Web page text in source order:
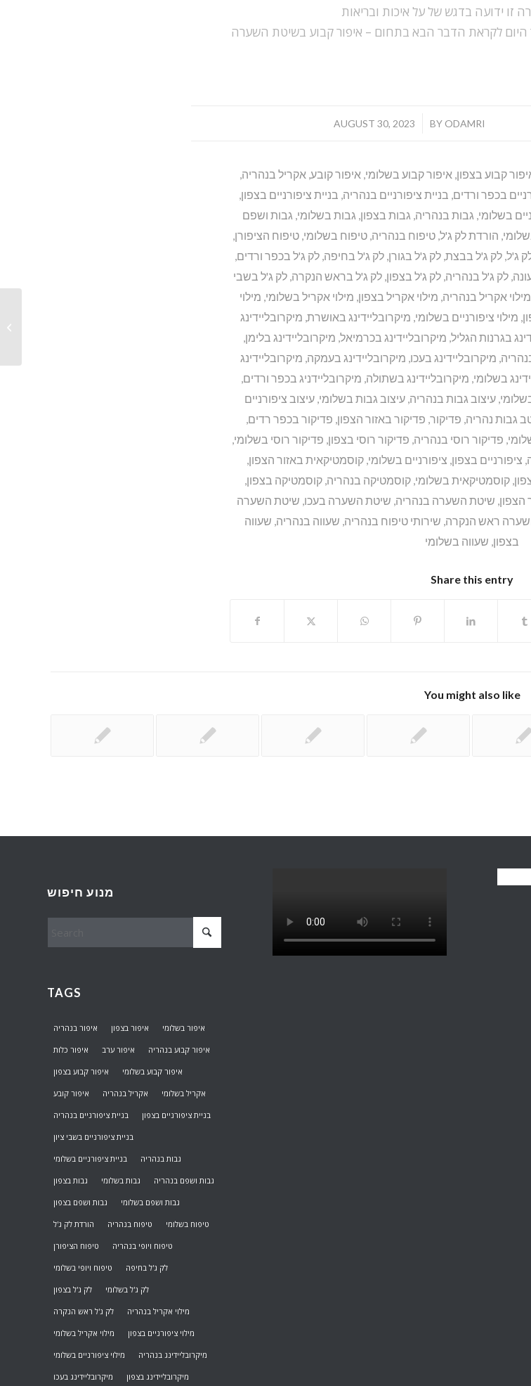
זו ידועה בדגש של על איכות ובריאות
היום לקראת הדבר הבא בתחום – איפור קבוע בשיטת השערה
AUGUST 30, 2023
/ BY ODAMRI
קבוע בצפון, איפור קבוע בשלומי, איפור קובע, אקריל בנהריה,
בכפר ורדים, בניית ציפורניים בנהריה, בניית ציפורניים בצפון,
בשלומי, גבות בנהריה, גבות בצפון, גבות בשלומי, גבות ושפם
, הורדת לק ג'ל, טיפוח בנהריה, טיפוח בשלומי, טיפוח הציפורן,
ג'ל,לק ג'ל בבצת,לק ג'ל בגורן,לק ג'ל בחיפה,לק ג'ל בכפר ורדים,
, לק ג'ל בנהריה, לק ג'ל בצפון, לק ג'ל בראש הנקרה, לק ג'ל בשבי
מילוי אקריל בנהריה, מילוי אקריל בצפון, מילוי אקריל בשלומי, מילוי
, מילוי ציפורניים בשלומי, מיקרובליידינג באושרת, מיקרובליידינג
בגרנות הגליל, מיקרובליידינג בכרמיאל, מיקרובליידינג בלימן,
, מיקרובליידינג בעכו, מיקרובליידינג בעמקה, מיקרובליידינג
בשלומי, מיקרובליידינג בשתולה, מיקרובליידניג בכפר ורדים,
,עיצוב גבות בנהריה,עיצוב גבות בשלומי,עיצוב ציפורניים
גבות נהריה, פדיקור, פדיקור באזור הצפון, פדיקור בכפר רדים,
, פדיקור רוסי בנהריה, פדיקור רוסי בצפון, פדיקור רוסי בשלומי,
, ציפורניים בצפון, ציפורניים בשלומי,קוסמטיקאית באזור הצפון,
, קוסמטיקאית בשלומי, קוסמטיקה בנהריה, קוסמטיקה בצפון,
הצפון, שיטת השערה בנהריה, שיטת השערה בעכו, שיטת השערה
ראש הנקרה, שירותי טיפוח בנהריה, שעווה בנהריה, שעווה
בצפון, שעווה בשלומי
Share this entry
You might also like
מנוע חיפוש
TAGS
איפור בנהריה איפור בצפון איפור בשלומי
איפור כלות איפור ערב איפור קבוע בנהריה
איפור קבוע בצפון איפור קבוע בשלומי
איפור קובע אקריל בנהריה אקריל בשלומי
בניית ציפורניים בנהריה בניית ציפורניים בצפון
בניית ציפורניים בשבי ציון
בניית ציפורניים בשלומי גבות בנהריה
גבות בצפון גבות בשלומי גבות ושפם בנהריה
גבות ושפם בצפון גבות ושפם בשלומי
הורדת לק ג'ל טיפוח בנהריה טיפוח בשלומי
טיפוח הציפורן טיפוח ויופי בנהריה
טיפוח ויופי בשלומי לק ג'ל בחיפה
לק ג'ל בצפון לק ג'ל בשלומי
לק ג'ל ראש הנקרה מילוי אקריל בנהריה
מילוי אקריל בשלומי מילוי ציפורניים בצפון
מילוי ציפורניים בשלומי מיקרובליידינג בנהריה
מיקרובליידינג בעכו מיקרובליידינג בצפון